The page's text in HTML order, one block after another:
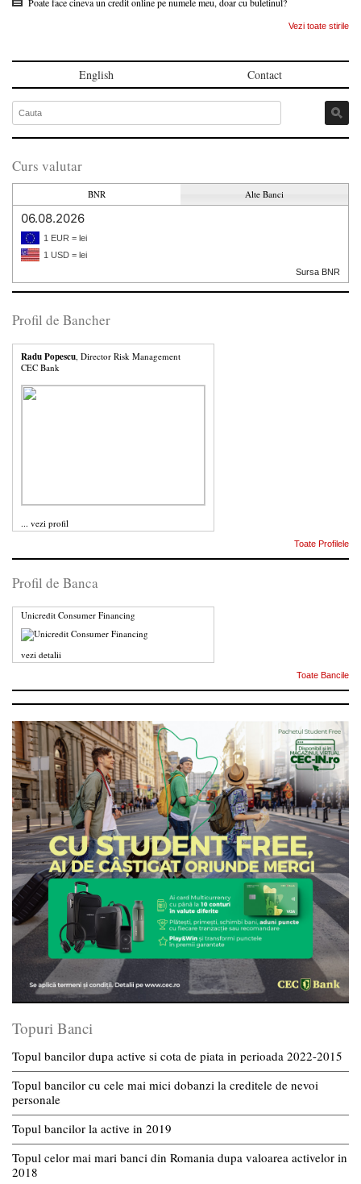
Vezi toate stirile
English Contact
Curs valutar
BNR Alte Banci
06.08.2026
1 EUR = lei
1 USD = lei
Sursa BNR
Profil de Bancher
Radu Popescu, Director Risk Management
CEC Bank
... vezi profil
Toate Profilele
Profil de Banca
Unicredit Consumer Financing
vezi detalii
Toate Bancile
Topuri Banci
Topul bancilor dupa active si cota de piata in perioada 2022-2015
Topul bancilor cu cele mai mici dobanzi la creditele de nevoi
personale
Topul bancilor la active in 2019
Topul celor mai mari banci din Romania dupa valoarea activelor in
2018